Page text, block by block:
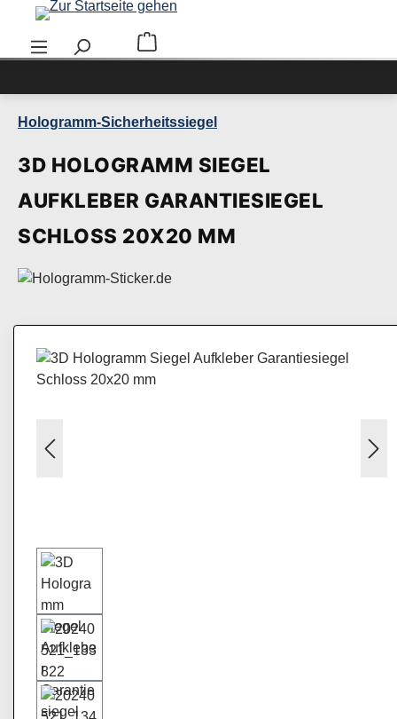
Zum Hauptinhalt springen
Warenkorb enthält 0 Positionen. Der
Hologramm-Sicherheitssiegel
3D HOLOGRAMM SIEGEL
AUFKLEBER GARANTIESIEGEL
SCHLOSS 20X20 MM
Bildergalerie überspringen